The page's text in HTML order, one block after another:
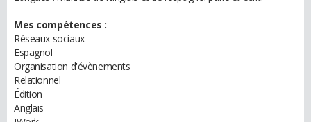
Mes compétences :
Réseaux sociaux
Espagnol
Organisation d'évènements
Relationnel
Édition
Anglais